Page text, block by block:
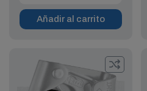
Añadir al carrito